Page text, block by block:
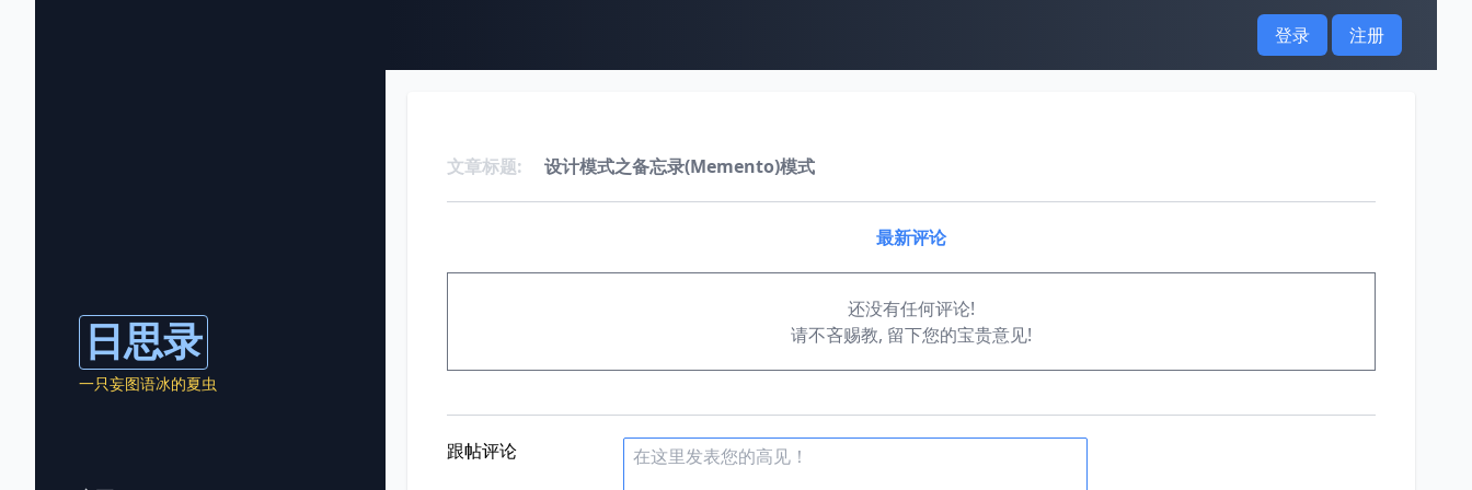
日思录
一只妄图语冰的夏虫
登录 注册
文章标题: 设计模式之备忘录(Memento)模式
最新评论
还没有任何评论!
请不吝赐教, 留下您的宝贵意见!
跟帖评论